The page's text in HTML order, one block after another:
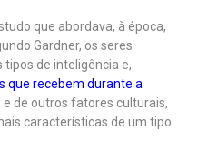
que abordava, à época,
Gardner, os seres
de inteligência e,
que recebem durante a
e de outros fatores culturais,
características de um tipo